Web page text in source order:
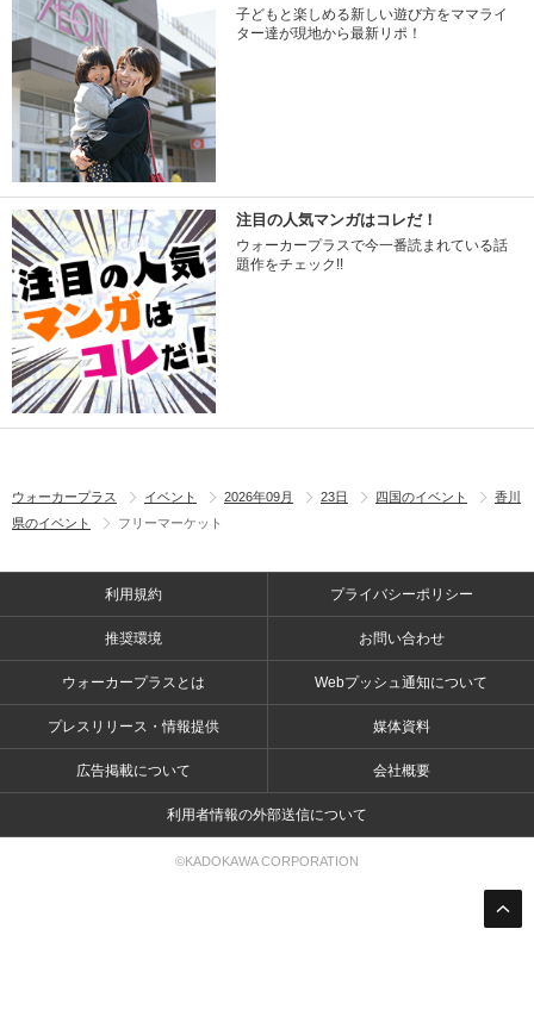
子どもと楽しめる新しい遊び方をママライ
ター達が現地から最新リポ！
注目の人気マンガはコレだ！
ウォーカープラスで今一番読まれている話
題作をチェック!!
ウォーカープラス イベント 2026年09月 23日 四国のイベント
香川
県のイベント
フリーマーケット
利用規約 プライバシーポリシー
推奨環境 お問い合わせ
ウォーカープラスとは Webプッシュ通知について
プレスリリース・情報提供 媒体資料
広告掲載について 会社概要
利用者情報の外部送信について
©KADOKAWA CORPORATION